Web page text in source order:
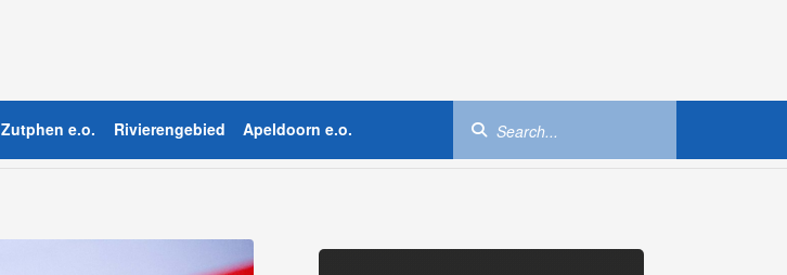
Zutphen e.o. Rivierengebied Apeldoorn e.o.